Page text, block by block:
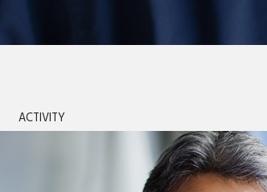
ACTIVITY